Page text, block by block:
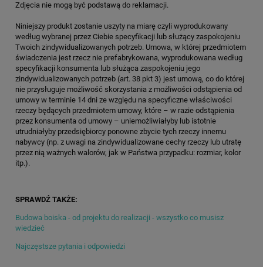
Zdjęcia nie mogą być podstawą do reklamacji.
Niniejszy produkt zostanie uszyty na miarę czyli wyprodukowany
według wybranej przez Ciebie specyfikacji lub służący zaspokojeniu
Twoich zindywidualizowanych potrzeb. Umowa, w której przedmiotem
świadczenia jest rzecz nie prefabrykowana, wyprodukowana według
specyfikacji konsumenta lub służąca zaspokojeniu jego
zindywidualizowanych potrzeb (art. 38 pkt 3) jest umową, co do której
nie przysługuje możliwość skorzystania z możliwości odstąpienia od
umowy w terminie 14 dni ze względu na specyficzne właściwości
rzeczy będących przedmiotem umowy, które – w razie odstąpienia
przez konsumenta od umowy – uniemożliwiałyby lub istotnie
utrudniałyby przedsiębiorcy ponowne zbycie tych rzeczy innemu
nabywcy (np. z uwagi na zindywidualizowane cechy rzeczy lub utratę
przez nią ważnych walorów, jak w Państwa przypadku: rozmiar, kolor
itp.).
SPRAWDŹ TAKŻE:
Budowa boiska - od projektu do realizacji - wszystko co musisz
wiedzieć
Najczęstsze pytania i odpowiedzi